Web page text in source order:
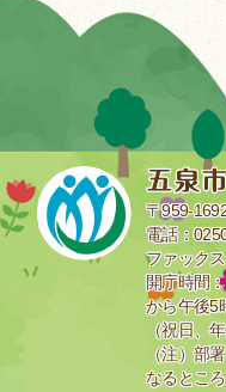
〒959-
電話：
ファック
開庁時間
から午後5
（祝日、
（注）部
なるところ